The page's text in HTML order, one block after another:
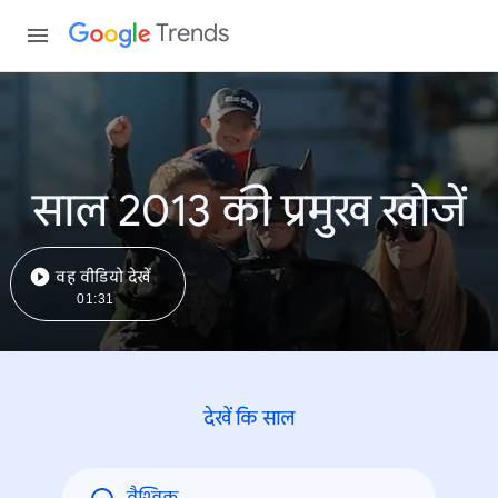
Trends
साल 2013 की प्रमुख खोजें
वह वीडियो देखें
01:31
देखें कि साल